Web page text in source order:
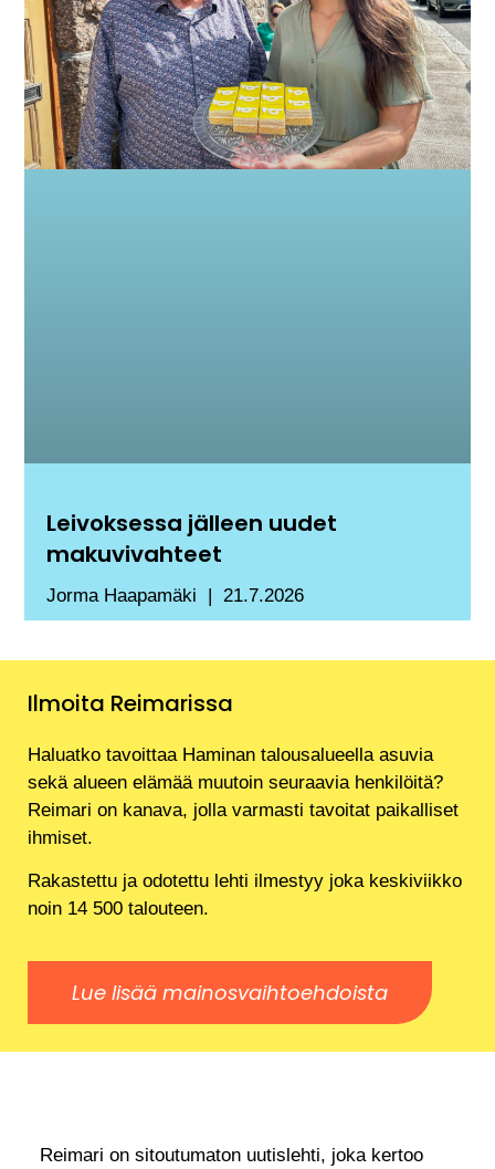
Leivoksessa jälleen uudet
makuvivahteet
Jorma Haapamäki 21.7.2026
Ilmoita Reimarissa
Haluatko tavoittaa Haminan talousalueella asuvia
sekä alueen elämää muutoin seuraavia henkilöitä?
Reimari on kanava, jolla varmasti tavoitat paikalliset
ihmiset.
Rakastettu ja odotettu lehti ilmestyy joka keskiviikko
noin 14 500 talouteen.
Lue lisää mainosvaihtoehdoista
Reimari on sitoutumaton uutislehti, joka kertoo